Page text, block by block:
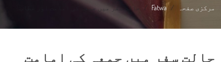
مرکزی صفحہ Fatwa حالت سفر میں جمعہ کی امامت اور خطاب...
حالت سفر میں جمعہ کی امامت